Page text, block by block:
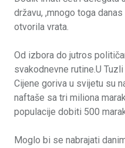
državu, ,mnogo toga
otvorila vrata.
Od izbora do jutros
svakodnevne rutine.U
Cijene goriva u svijetu su
naftaše sa tri miliona
populacije dobiti 500
Moglo bi se nabrajati